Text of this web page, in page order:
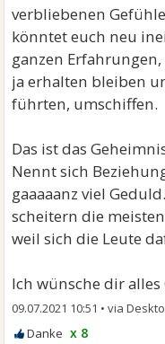
verbliebenen
könntet euch neu
ganzen
ja erhalten bleiben
führten, umschiffen.
Das ist das
Nennt sich
gaaaaanz viel
scheitern die
weil sich die Leute
Ich wünsche dir alles
09.07.2021 10:51 •
x 8